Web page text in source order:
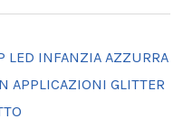
LED INFANZIA AZZURRA
APPLICAZIONI GLITTER